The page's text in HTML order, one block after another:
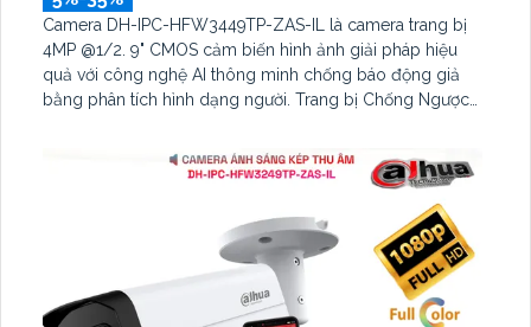
Camera DH-IPC-HFW3449TP-ZAS-IL là camera trang bị
4MP @1/2. 9" CMOS cảm biến hình ảnh giải pháp hiệu
quả với công nghệ AI thông minh chống báo động giả
bằng phân tích hình dạng người. Trang bị Chống Ngược